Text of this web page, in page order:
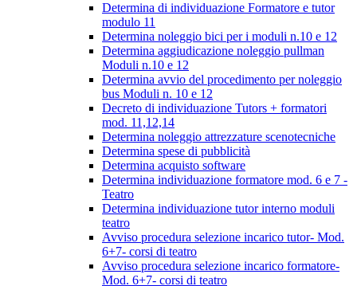
Determina di individuazione Formatore e tutor
modulo 11
Determina noleggio bici per i moduli n.10 e 12
Determina aggiudicazione noleggio pullman
Moduli n.10 e 12
Determina avvio del procedimento per noleggio
bus Moduli n. 10 e 12
Decreto di individuazione Tutors + formatori
mod. 11,12,14
Determina noleggio attrezzature scenotecniche
Determina spese di pubblicità
Determina acquisto software
Determina individuazione formatore mod. 6 e 7 -
Teatro
Determina individuazione tutor interno moduli
teatro
Avviso procedura selezione incarico tutor- Mod.
6+7- corsi di teatro
Avviso procedura selezione incarico formatore-
Mod. 6+7- corsi di teatro